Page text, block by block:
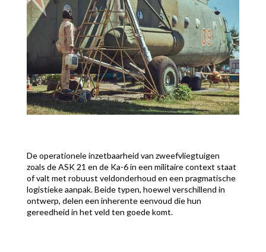
De operationele inzetbaarheid van zweefvliegtuigen
zoals de ASK 21 en de Ka-6 in een militaire context staat
of valt met robuust veldonderhoud en een pragmatische
logistieke aanpak. Beide typen, hoewel verschillend in
ontwerp, delen een inherente eenvoud die hun
gereedheid in het veld ten goede komt.